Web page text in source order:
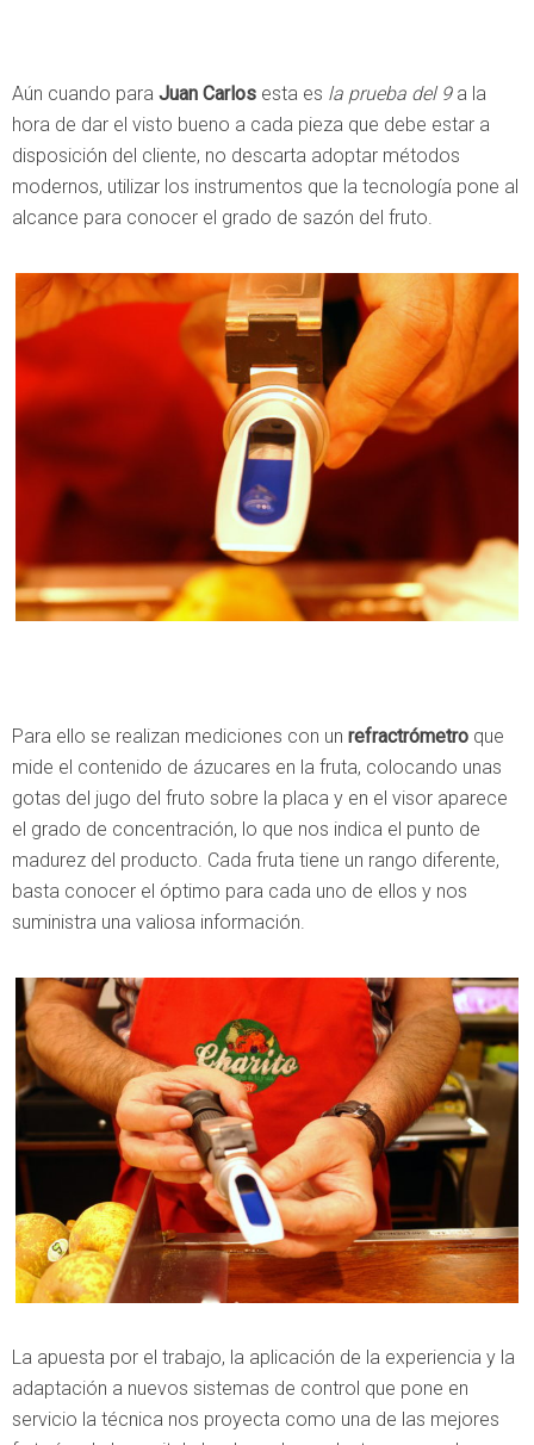
Aún cuando para Juan Carlos esta es la prueba del 9a la
hora de dar el visto bueno a cada pieza que debe estar a
disposición del cliente, no descarta adoptar métodos
modernos, utilizar los instrumentos que la tecnología pone al
alcance para conocer el grado de sazón del fruto.
Para ello se realizan mediciones con un refractrómetro que
mide el contenido de ázucares en la fruta, colocando unas
gotas del jugo del fruto sobre la placa y en el visor aparece
el grado de concentración, lo que nos indica el punto de
madurez del producto. Cada fruta tiene un rango diferente,
basta conocer el óptimo para cada uno de ellos y nos
suministra una valiosa información.
La apuesta por el trabajo, la aplicación de la experiencia y la
adaptación a nuevos sistemas de control que pone en
servicio la técnica nos proyecta como una de las mejores